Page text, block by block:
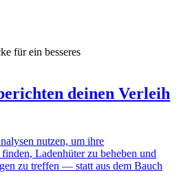
für ein besseres
deinen Verleih
nutzen, um ihre
Ladenhüter zu beheben und
zu treffen — statt aus dem Bauch